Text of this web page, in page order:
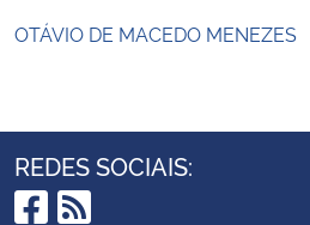
OTÁVIO DE MACEDO MENEZES
REDES SOCIAIS: